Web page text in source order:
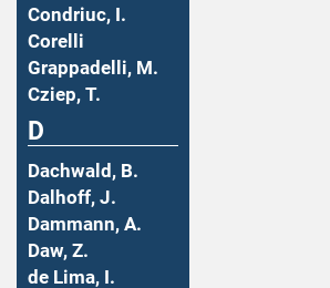
Condriuc, I.
Corelli
Grappadelli, M.
Cziep, T.
D
Dachwald, B.
Dalhoff, J.
Dammann, A.
Daw, Z.
de Lima, I.